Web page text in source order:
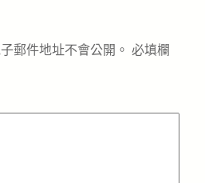
郵件地址不會公開。 必填欄